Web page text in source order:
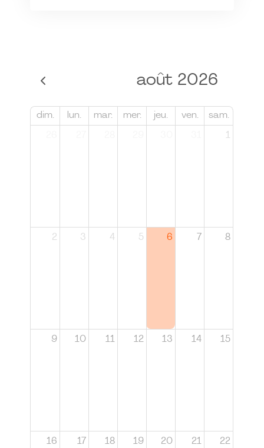
août 2026
dim. lun. mar. mer. jeu. ven. sam.
1
2 3 4 5 6 7 8
9 10 11 12 13 14 15
16 17 18 19 20 21 22